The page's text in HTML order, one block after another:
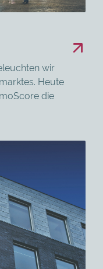
wir
Heute
die